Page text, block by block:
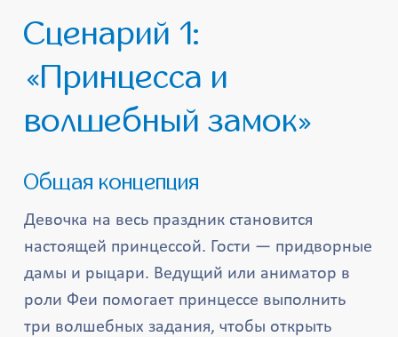
Сценарий 1:
«Принцесса и
волшебный замок»
Общая концепция
Девочка на весь праздник становится
настоящей принцессой. Гости — придворные
дамы и рыцари. Ведущий или аниматор в
роли Феи помогает принцессе выполнить
три волшебных задания, чтобы открыть